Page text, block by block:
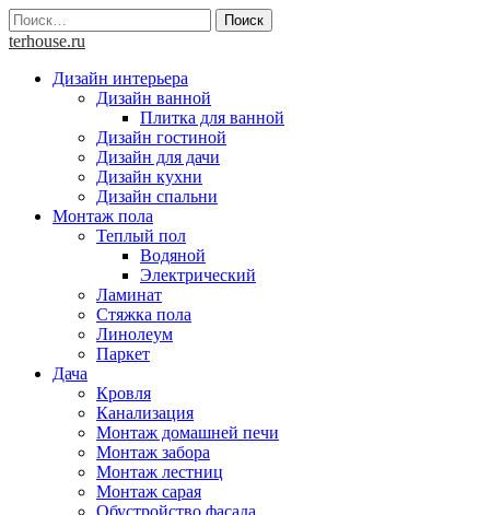
Skip
to
Найти:
terhouse.ru
Дизайн интерьера
Дизайн ванной
Плитка для ванной
Дизайн гостиной
Дизайн для дачи
Дизайн кухни
Дизайн спальни
Монтаж пола
Теплый пол
Водяной
Электрический
Ламинат
Стяжка пола
Линолеум
Паркет
Дача
Кровля
Канализация
Монтаж домашней печи
Монтаж забора
Монтаж лестниц
Монтаж сарая
Обустройство фасада